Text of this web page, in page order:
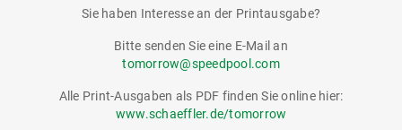
Sie haben Interesse an der Printausgabe?
Bitte senden Sie eine E-Mail an
tomorrow@speedpool.com
Alle Print-Ausgaben als PDF finden Sie online hier:
www.schaeffler.de/tomorrow